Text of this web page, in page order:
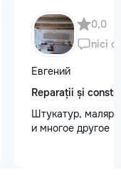
0,0
nici o
Евгений
Reparații și
Штукатур, маляр ,
и многое другое